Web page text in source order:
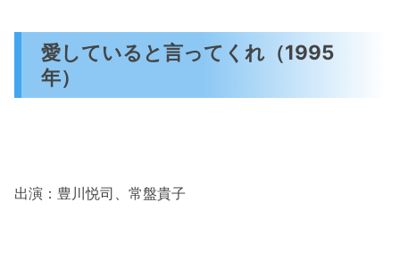
愛していると言ってくれ（1995
年）
出演：豊川悦司、常盤貴子